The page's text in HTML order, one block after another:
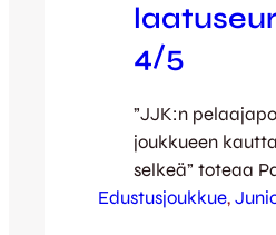
4/5
”JJK:n
joukkueen
selkeä” toteaa
toiminnan laatu
Edustusjoukkue,